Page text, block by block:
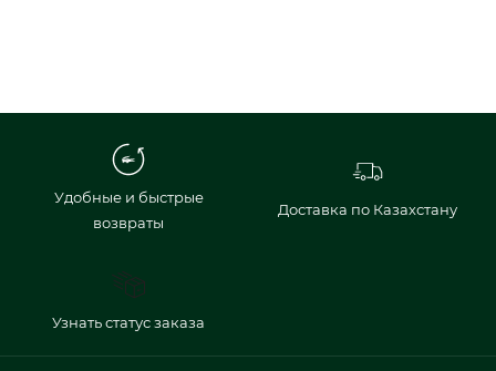
Удобные и быстрые
возвраты
Доставка по Казахстану
Узнать статус заказа